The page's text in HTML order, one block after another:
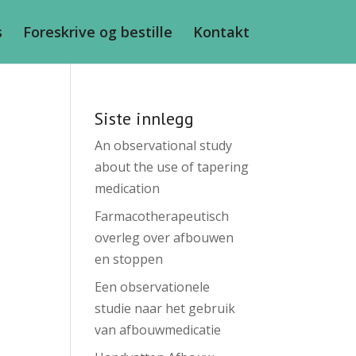
Foreskrive og bestille Kontakt
Siste innlegg
An observational study
about the use of tapering
medication
Farmacotherapeutisch
overleg over afbouwen
en stoppen
Een observationele
studie naar het gebruik
van afbouwmedicatie